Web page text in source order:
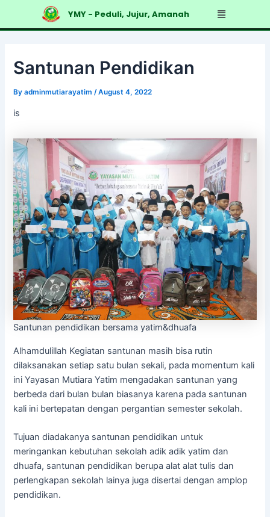
YMY - Peduli, Jujur, Amanah Menu
Santunan Pendidikan
Byadminmutiarayatim /August 4, 2022
is
Santunan pendidikan bersama yatim&dhuafa
Alhamdulillah Kegiatan santunan masih bisa rutin
dilaksanakan setiap satu bulan sekali, pada momentum kali
ini Yayasan Mutiara Yatim mengadakan santunan yang
berbeda dari bulan bulan biasanya karena pada santunan
kali ini bertepatan dengan pergantian semester sekolah.
Tujuan diadakanya santunan pendidikan untuk
meringankan kebutuhan sekolah adik adik yatim dan
dhuafa, santunan pendidikan berupa alat alat tulis dan
perlengkapan sekolah lainya juga disertai dengan amplop
pendidikan.
navigation